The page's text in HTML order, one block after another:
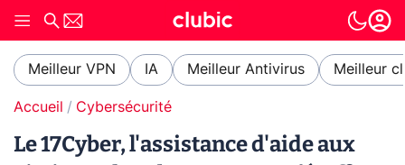
Meilleur VPN IA Meilleur Antivirus Meilleur
Accueil Cybersécurité
Le 17Cyber, l'assistance d'aide aux